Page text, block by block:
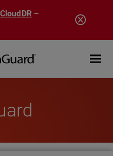
–
Open